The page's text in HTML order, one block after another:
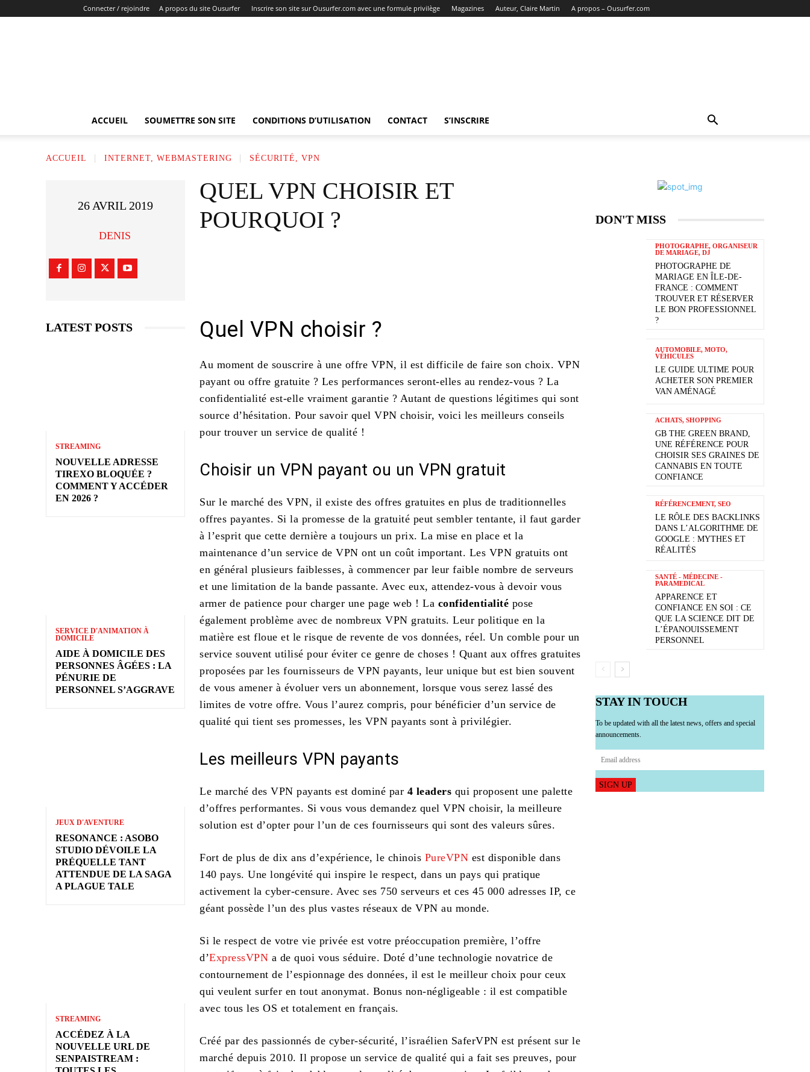
Connecter / rejoindre A propos du site Ousurfer Inscrire son site sur Ousurfer.com avec une formule privilège Magazines Auteur, Claire Martin A propos – Ousurfer.com
ACCUEIL
SOUMETTRE SON SITE CONDITIONS D’UTILISATION CONTACT S’INSCRIRE
ACCUEIL INTERNET, WEBMASTERING SÉCURITÉ, VPN
26 AVRIL 2019
DENIS
LATEST POSTS
STREAMING
NOUVELLE ADRESSE
TIREXO BLOQUÉE ?
COMMENT Y ACCÉDER
EN 2026 ?
SERVICE D'ANIMATION À
DOMICILE
AIDE À DOMICILE DES
PERSONNES ÂGÉES : LA
PÉNURIE DE
PERSONNEL S’AGGRAVE
JEUX D'AVENTURE
RESONANCE : ASOBO
STUDIO DÉVOILE LA
PRÉQUELLE TANT
ATTENDUE DE LA SAGA
A PLAGUE TALE
STREAMING
ACCÉDEZ À LA
NOUVELLE URL DE
SENPAISTREAM :
QUEL VPN CHOISIR ET
POURQUOI ?
Quel VPN choisir ?
Au moment de souscrire à une offre VPN, il est difficile de faire son choix. VPN
payant ou offre gratuite ? Les performances seront-elles au rendez-vous ? La
confidentialité est-elle vraiment garantie ? Autant de questions légitimes qui sont
source d’hésitation. Pour savoir quel VPN choisir, voici les meilleurs conseils
pour trouver un service de qualité !
Choisir un VPN payant ou un VPN gratuit
Sur le marché des VPN, il existe des offres gratuites en plus de traditionnelles
offres payantes. Si la promesse de la gratuité peut sembler tentante, il faut garder
à l’esprit que cette dernière a toujours un prix. La mise en place et la
maintenance d’un service de VPN ont un coût important. Les VPN gratuits ont
en général plusieurs faiblesses, à commencer par leur faible nombre de serveurs
et une limitation de la bande passante. Avec eux, attendez-vous à devoir vous
armer de patience pour charger une page web ! La confidentialité pose
également problème avec de nombreux VPN gratuits. Leur politique en la
matière est floue et le risque de revente de vos données, réel. Un comble pour un
service souvent utilisé pour éviter ce genre de choses ! Quant aux offres gratuites
proposées par les fournisseurs de VPN payants, leur unique but est bien souvent
de vous amener à évoluer vers un abonnement, lorsque vous serez lassé des
limites de votre offre. Vous l’aurez compris, pour bénéficier d’un service de
qualité qui tient ses promesses, les VPN payants sont à privilégier.
Les meilleurs VPN payants
Le marché des VPN payants est dominé par 4 leaders qui proposent une palette
d’offres performantes. Si vous vous demandez quel VPN choisir, la meilleure
solution est d’opter pour l’un de ces fournisseurs qui sont des valeurs sûres.
Fort de plus de dix ans d’expérience, le chinois PureVPN est disponible dans
140 pays. Une longévité qui inspire le respect, dans un pays qui pratique
activement la cyber-censure. Avec ses 750 serveurs et ces 45 000 adresses IP, ce
géant possède l’un des plus vastes réseaux de VPN au monde.
Si le respect de votre vie privée est votre préoccupation première, l’offre
d’ExpressVPN a de quoi vous séduire. Doté d’une technologie novatrice de
contournement de l’espionnage des données, il est le meilleur choix pour ceux
qui veulent surfer en tout anonymat. Bonus non-négligeable : il est compatible
avec tous les OS et totalement en français.
Créé par des passionnés de cyber-sécurité, l’israélien SaferVPN est présent sur le
marché depuis 2010. Il propose un service de qualité qui a fait ses preuves, pour
DON'T MISS
PHOTOGRAPHE, ORGANISEUR
DE MARIAGE, DJ
PHOTOGRAPHE DE
MARIAGE EN ÎLE-DE-
FRANCE : COMMENT
TROUVER ET RÉSERVER
LE BON PROFESSIONNEL
?
AUTOMOBILE, MOTO,
VÉHICULES
LE GUIDE ULTIME POUR
ACHETER SON PREMIER
VAN AMÉNAGÉ
ACHATS, SHOPPING
GB THE GREEN BRAND,
UNE RÉFÉRENCE POUR
CHOISIR SES GRAINES DE
CANNABIS EN TOUTE
CONFIANCE
RÉFÉRENCEMENT, SEO
LE RÔLE DES BACKLINKS
DANS L’ALGORITHME DE
GOOGLE : MYTHES ET
RÉALITÉS
SANTÉ - MÉDECINE -
PARAMEDICAL
APPARENCE ET
CONFIANCE EN SOI : CE
QUE LA SCIENCE DIT DE
L’ÉPANOUISSEMENT
PERSONNEL
STAY IN TOUCH
To be updated with all the latest news, offers and special
announcements.
SIGN UP